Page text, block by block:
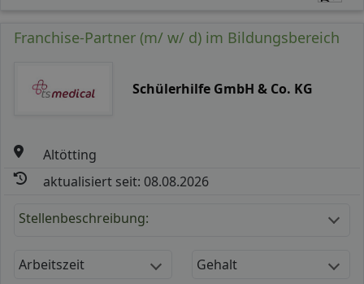
Franchise-Partner (m/ w/ d) im Bildungsbereich
Schülerhilfe GmbH & Co. KG
Altötting
aktualisiert seit: 08.08.2026
Stellenbeschreibung:
Arbeitszeit Gehalt